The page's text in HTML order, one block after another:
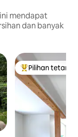
mendapat
dan banyak
Pilihan utama
Pilihan tetamu